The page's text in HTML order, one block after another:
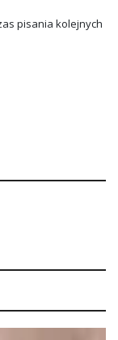
pisania kolejnych